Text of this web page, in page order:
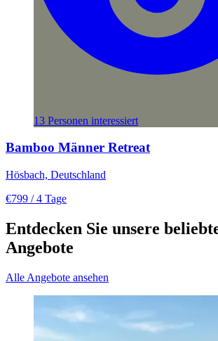
13 Personen interessiert
Bamboo Männer Retreat
Hösbach, Deutschland
€799 / 4 Tage
Entdecken Sie unsere
Angebote
Alle Angebote ansehen